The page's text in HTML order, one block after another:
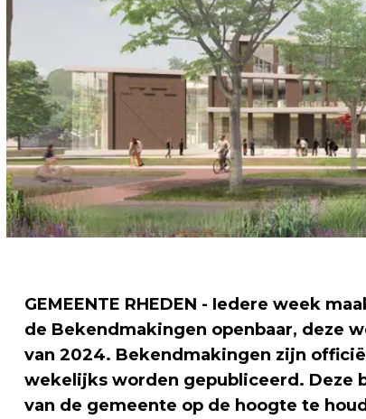
GEMEENTE RHEDEN - Iedere week
de Bekendmakingen openbaar, deze
van 2024. Bekendmakingen zijn
wekelijks worden gepubliceerd. Deze
van de gemeente op de hoogte te